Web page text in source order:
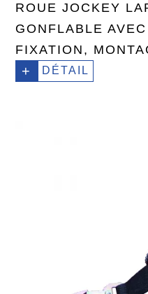
ROUE JOCKEY
GONFLABLE
FIXATION,
+ DÉTAIL